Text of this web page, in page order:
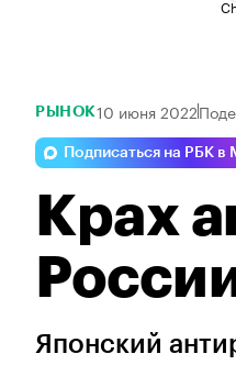
РЫНОК10 июня 2022
Подписаться на РБК в
Крах
Японский